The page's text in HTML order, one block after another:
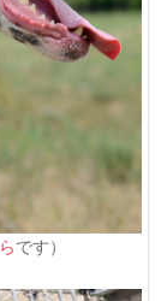
です）